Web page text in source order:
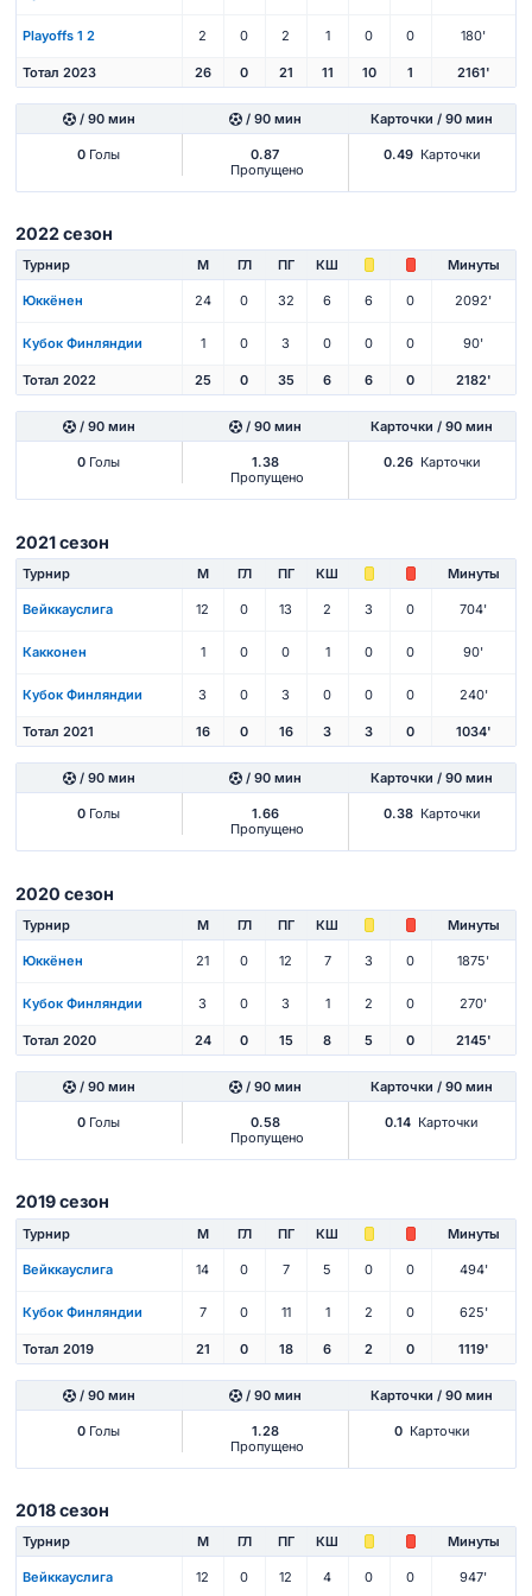
Playoffs 1 2 2 0 2 1 0 0 180'
Тотал 2023 26 0 21 11 10 1 2161'
/ 90 мин / 90 мин Карточки / 90 мин
0 Голы
0.87
Пропущено
0.49 Карточки
2022 сезон
Турнир М ГЛ ПГ КШ Минуты
Юккёнен 24 0 32 6 6 0 2092'
Кубок Финляндии 1 0 3 0 0 0 90'
Тотал 2022 25 0 35 6 6 0 2182'
/ 90 мин / 90 мин Карточки / 90 мин
0 Голы
1.38
Пропущено
0.26 Карточки
2021 сезон
Турнир М ГЛ ПГ КШ Минуты
Вейккауслига 12 0 13 2 3 0 704'
Какконен 1 0 0 1 0 0 90'
Кубок Финляндии 3 0 3 0 0 0 240'
Тотал 2021 16 0 16 3 3 0 1034'
/ 90 мин / 90 мин Карточки / 90 мин
0 Голы
1.66
Пропущено
0.38 Карточки
2020 сезон
Турнир М ГЛ ПГ КШ Минуты
Юккёнен 21 0 12 7 3 0 1875'
Кубок Финляндии 3 0 3 1 2 0 270'
Тотал 2020 24 0 15 8 5 0 2145'
/ 90 мин / 90 мин Карточки / 90 мин
0 Голы
0.58
Пропущено
0.14 Карточки
2019 сезон
Турнир М ГЛ ПГ КШ Минуты
Вейккауслига 14 0 7 5 0 0 494'
Кубок Финляндии 7 0 11 1 2 0 625'
Тотал 2019 21 0 18 6 2 0 1119'
/ 90 мин / 90 мин Карточки / 90 мин
0 Голы
1.28
Пропущено
0 Карточки
2018 сезон
Турнир М ГЛ ПГ КШ Минуты
Вейккауслига 12 0 12 4 0 0 947'